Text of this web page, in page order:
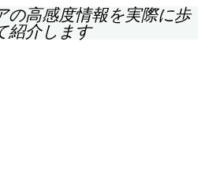
の高感度情報を実際に歩
紹介します